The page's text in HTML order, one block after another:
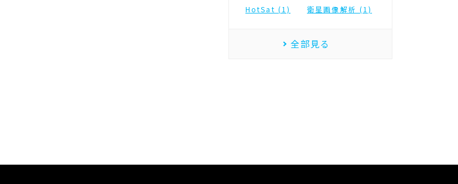
HotSat (1)
衛星画像解析 (1)
全部見る